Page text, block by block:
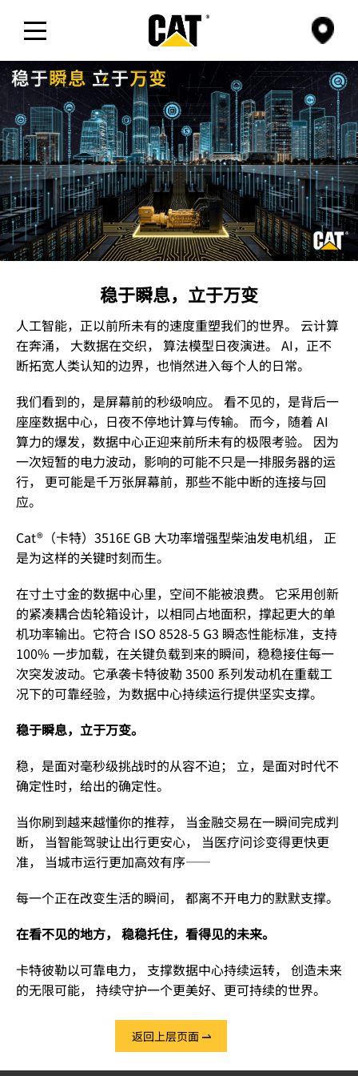
公司
产品与服务
赞助
新闻与活动
稳于瞬息，立于万变
人工智能，正以前所未有的速度重塑我们的世界。
云计算
在奔涌， 大数据在交织， 算法模型日夜演进。 AI，正不
断拓宽人类认知的边界，也悄然进入每个人的日常。
我们看到的，是屏幕前的秒级响应。 看不见的，是背后一
座座数据中心，日夜不停地计算与传输。
而今，随着 AI
算力的爆发，数据中心正迎来前所未有的极限考验。
因为
一次短暂的电力波动，影响的可能不只是一排服务器的运
行，
更可能是千万张屏幕前，那些不能中断的连接与回
应。
Cat®（卡特）3516E GB 大功率增强型柴油发电机组， 正
是为这样的关键时刻而生。
在寸土寸金的数据中心里，空间不能被浪费。 它采用创新
的紧凑耦合齿轮箱设计，以相同占地面积，撑起更大的单
机功率输出。它符合 ISO 8528-5 G3 瞬态性能标准，支持
100% 一步加载，在关键负载到来的瞬间，稳稳接住每一
次突发波动。它承袭卡特彼勒 3500 系列发动机在重载工
况下的可靠经验，为数据中心持续运行提供坚实支撑。
稳于瞬息，立于万变。
稳，是面对毫秒级挑战时的从容不迫； 立，是面对时代不
确定性时，给出的确定性。
当你刷到越来越懂你的推荐，
当金融交易在一瞬间完成判
断，
当智能驾驶让出行更安心，
当医疗问诊变得更快更
准，
当城市运行更加高效有序——
每一个正在改变生活的瞬间， 都离不开电力的默默支撑。
在看不见的地方， 稳稳托住，看得见的未来。
卡特彼勒以可靠电力，
支撑数据中心持续运转， 创造未来
的无限可能， 持续守护一个更美好、更可持续的世界。
返回上层页面